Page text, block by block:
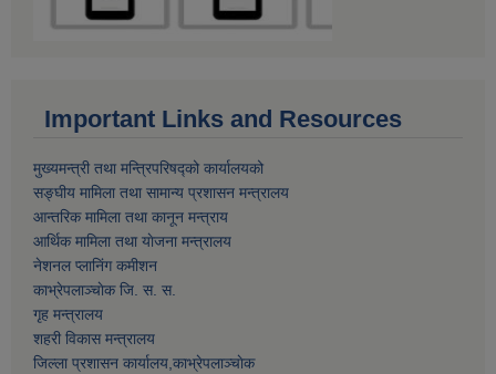
Important Links and Resources
मुख्यमन्त्री तथा मन्त्रिपरिषद्को कार्यालयको
सङ्घीय मामिला तथा सामान्य प्रशासन मन्त्रालय
आन्तरिक मामिला तथा कानून मन्त्राय
आर्थिक मामिला तथा याेजना मन्त्रालय
नेशनल प्लानिंग कमीशन
काभ्रेपलाञ्चाेक जि. स. स.
गृह मन्त्रालय
शहरी विकास मन्त्रालय
जिल्ला प्रशासन कार्यालय,काभ्रेपलाञ्चाेक